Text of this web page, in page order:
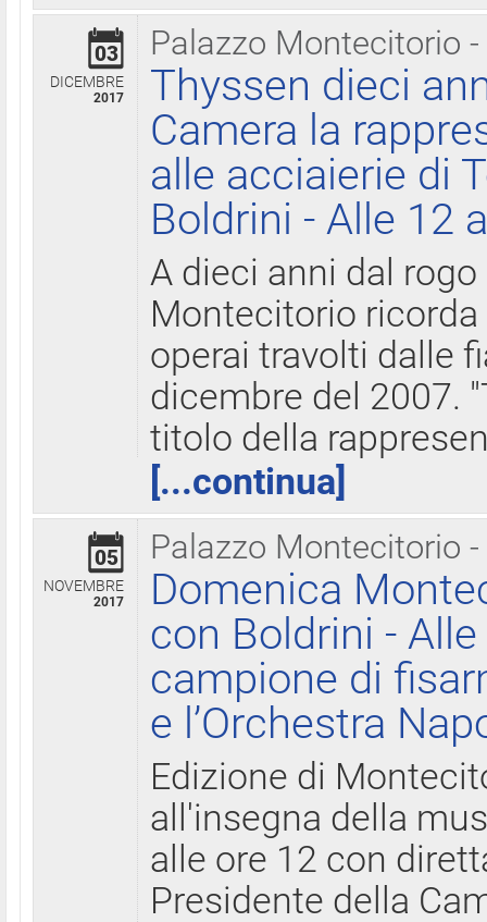
Palazzo Montecitorio
03
DICEMBRE
2017
Thyssen dieci
Camera la
alle acciaierie di
Boldrini - Alle 12
A dieci anni dal
Montecitorio
operai travolti dalle
dicembre del 2007.
titolo della
[...continua]
Palazzo Montecitorio
05
NOVEMBRE
2017
Domenica
con Boldrini -
campione di
e l’Orchestra
Edizione di
all'insegna della
alle ore 12 con
Presidente della